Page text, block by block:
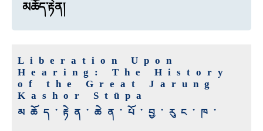
མཆོད་རྟེན།
Liberation Upon
Hearing: The History
of the Great Jarung
Kashor Stūpa
མཆོད་རྟེན་ཆེན་པོ་བྱ་རུང་ཁ་